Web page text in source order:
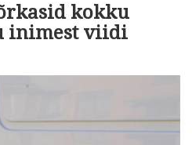
kokku
inimest viidi